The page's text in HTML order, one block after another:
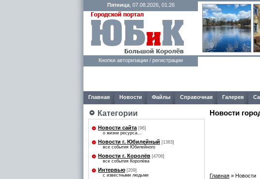
Пятница, 07.08.2026, 01:26
Кнопки авторизации / регистрации
Главная Новости Файлы Справочная Галерея
Категории
Новости сайта [96]
о жизни ресурса...
Новости г. Юбилейный [1383]
все события Юбилейного
Новости г. Королёв [4706]
все события Королёва
Интервью [209]
с известными людьми
Новости
Главная » Новости